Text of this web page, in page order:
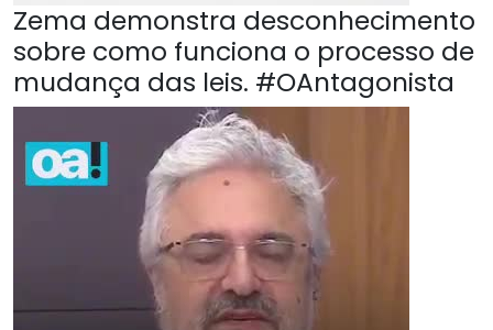
Zema demonstra desconhecimento
sobre como funciona o processo de
mudança das leis. #OAntagonista